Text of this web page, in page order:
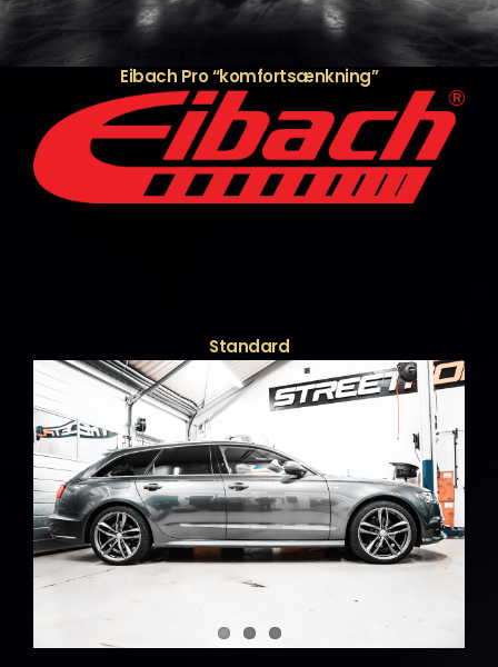
Eibach Pro “komfortsænkning”
Standard